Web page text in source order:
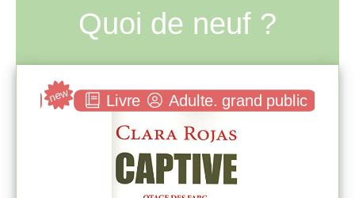
Quoi de neuf ?
Livre Adulte. grand public
new
Captive
Clara ROJAS
Plon ( [Paris] -